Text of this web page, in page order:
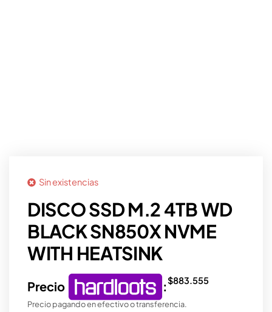
Sin existencias
DISCO SSD M.2 4TB WD
BLACK SN850X NVME
WITH HEATSINK
Precio :$883.555
Precio pagando en efectivo o transferencia.